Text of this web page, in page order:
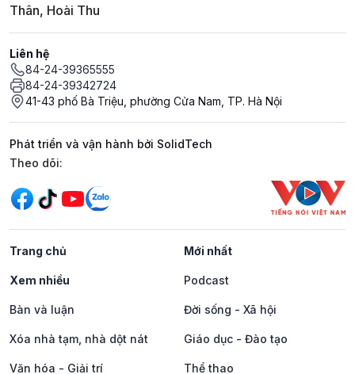
Thân, Hoài Thu
Liên hệ
84-24-39365555
84-24-39342724
41-43 phố Bà Triệu, phường Cửa Nam, TP. Hà Nội
Phát triển và vận hành bởi SolidTech
Mạng xã hội
Theo dõi:
Trang chủ Mới nhất
Xem nhiều Podcast
Bàn và luận Đời sống - Xã hội
Xóa nhà tạm, nhà dột nát Giáo dục - Đào tạo
Văn hóa - Giải trí Thể thao